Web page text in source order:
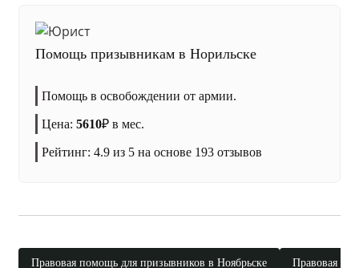
Помощь призывникам в Норильске
Помощь в освобождении от армии.
Цена: 5610₽ в мес.
Рейтинг: 4.9 из 5 на основе 193 отзывов
Правовая помощь для призывников в Ноябрьске Правовая